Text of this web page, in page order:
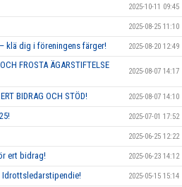
2025-10-11 09:45
2025-08-25 11:10
klä dig i föreningens färger! 2025-08-20 12:49
FROSTA ÄGARSTIFTELSE
2025-08-07 14:17
BIDRAG OCH STÖD! 2025-08-07 14:10
2025-07-01 17:52
2025-06-25 12:22
ert bidrag! 2025-06-23 14:12
Idrottsledarstipendie! 2025-05-15 15:14